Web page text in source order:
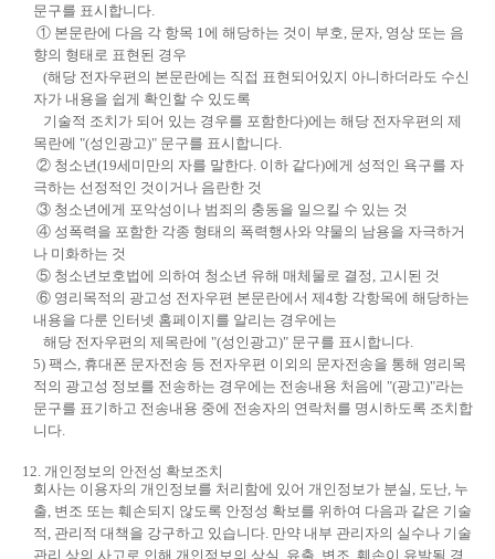
문구를 표시합니다.
① 본문란에 다음 각 항목 1에 해당하는 것이 부호, 문자, 영상 또는 음
향의 형태로 표현된 경우
(해당 전자우편의 본문란에는 직접 표현되어있지 아니하더라도 수신
자가 내용을 쉽게 확인할 수 있도록
기술적 조치가 되어 있는 경우를 포함한다)에는 해당 전자우편의 제
목란에 "(성인광고)" 문구를 표시합니다.
② 청소년(19세미만의 자를 말한다. 이하 같다)에게 성적인 욕구를 자
극하는 선정적인 것이거나 음란한 것
③ 청소년에게 포악성이나 범죄의 충동을 일으킬 수 있는 것
④ 성폭력을 포함한 각종 형태의 폭력행사와 약물의 남용을 자극하거
나 미화하는 것
⑤ 청소년보호법에 의하여 청소년 유해 매체물로 결정, 고시된 것
⑥ 영리목적의 광고성 전자우편 본문란에서 제4항 각항목에 해당하는
내용을 다룬 인터넷 홈페이지를 알리는 경우에는
해당 전자우편의 제목란에 "(성인광고)" 문구를 표시합니다.
5) 팩스, 휴대폰 문자전송 등 전자우편 이외의 문자전송을 통해 영리목
적의 광고성 정보를 전송하는 경우에는 전송내용 처음에 "(광고)"라는
문구를 표기하고 전송내용 중에 전송자의 연락처를 명시하도록 조치합
니다.
12. 개인정보의 안전성 확보조치
회사는 이용자의 개인정보를 처리함에 있어 개인정보가 분실, 도난, 누
출, 변조 또는 훼손되지 않도록 안정성 확보를 위하여 다음과 같은 기술
적, 관리적 대책을 강구하고 있습니다. 만약 내부 관리자의 실수나 기술
관리 상의 사고로 인해 개인정보의 상실, 유출, 변조, 훼손이 유발될 경